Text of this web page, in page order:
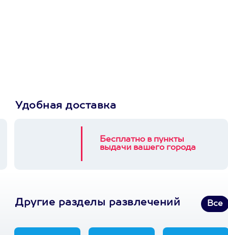
Удобная доставка
Бесплатно в пункты
выдачи вашего города
Другие разделы развлечений Все